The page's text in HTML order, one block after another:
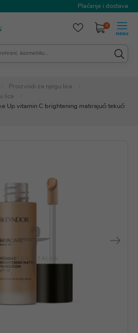
Plaćanje i dostava
0
Proizvodi za njegu lica
lica
Up vitamin C brightening matirajući tekući